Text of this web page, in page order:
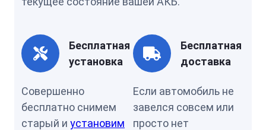
Бесплатная
установка
Совершенно
бесплатно снимем
старый и установим
Бесплатная
доставка
Если автомобиль не
завелся совсем или
просто нет